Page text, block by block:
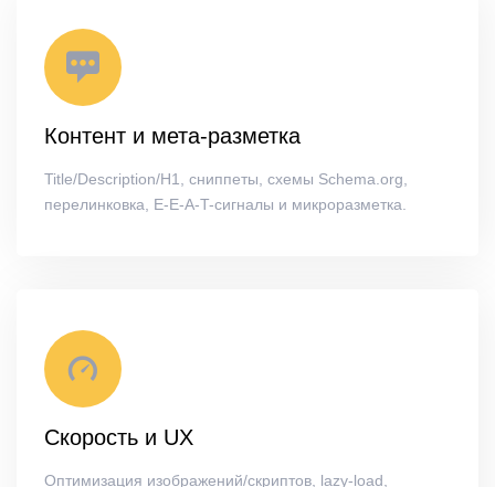
Контент и мета-разметка
Title/Description/H1, сниппеты, схемы Schema.org,
перелинковка, E-E-A-T-сигналы и микроразметка.
Скорость и UX
Оптимизация изображений/скриптов, lazy-load,